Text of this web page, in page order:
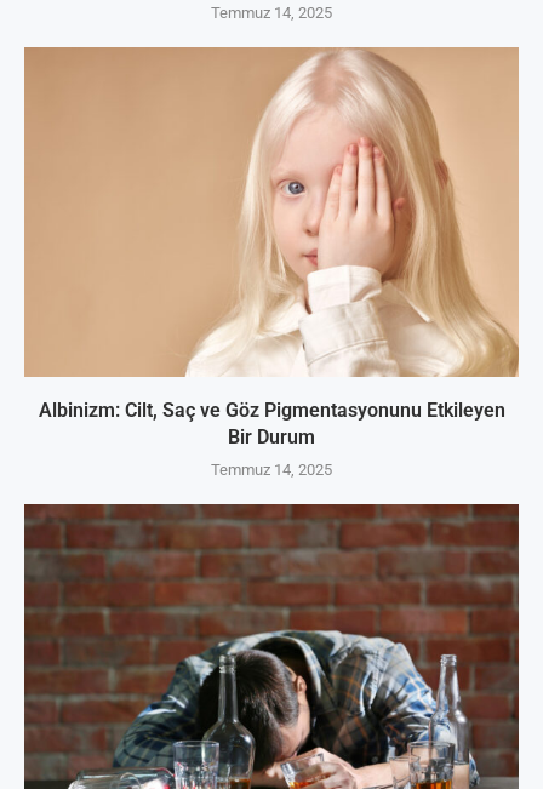
Temmuz 14, 2025
Albinizm: Cilt, Saç ve Göz Pigmentasyonunu Etkileyen
Bir Durum
Temmuz 14, 2025